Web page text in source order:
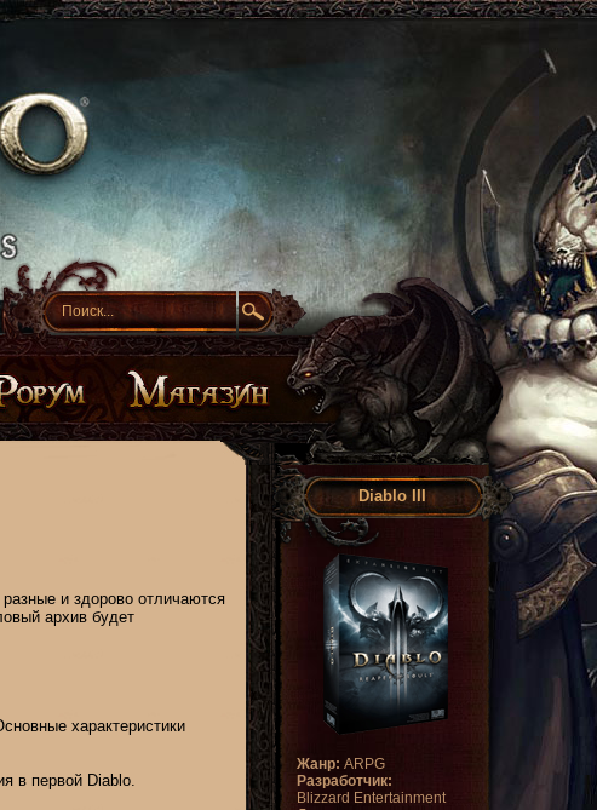
и здорово отличаются
архив будет
характеристики
в первой Diablo.
Diablo III
Жанр: ARPG
Разработчик:
Blizzard Entertainment